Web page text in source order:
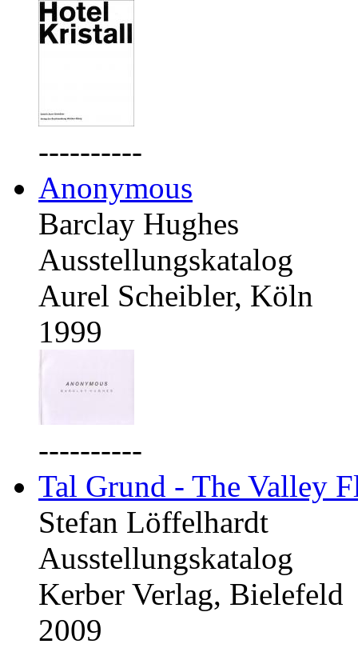
----------
Anonymous
Barclay Hughes
Ausstellungskatalog
Aurel Scheibler, Köln
1999
----------
Tal Grund - The Valley
Stefan Löffelhardt
Ausstellungskatalog
Kerber Verlag, Bielefeld
2009